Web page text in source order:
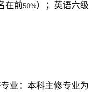
在前50%）；英语六级
业：本科主修专业为